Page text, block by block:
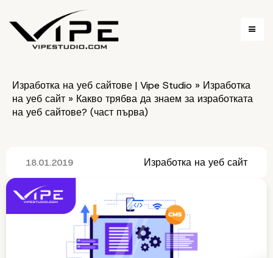
Изработка на уеб сайтове | Vipe Studio » Изработка
на уеб сайт » Какво трябва да знаем за изработката
на уеб сайтове? (част първа)
18.01.2019 Изработка на уеб сайт